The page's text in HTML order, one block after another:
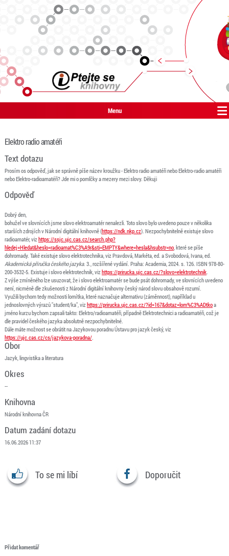
Menu
Elektro radio amatéři
Text dotazu
Prosím os odpověď, jak se správně píše název kroužku - Elektro radio amatéři nebo Elektro-radio amatéři
nebo Elektro-radioamatéři? Jde mi o pomlčky a mezery mezi slovy. Děkuji
Odpověď
Dobrý den,
bohužel ve slovnících jsme slovo elektroamatér nenalezli. Toto slovo bylo uvedeno pouze v několika
starších zdrojích v Národní digitální knihovně (https://ndk.nkp.cz). Nezpochybnitelně existuje slovo
radioamatér, vizhttps://ssjc.ujc.cas.cz/search.php?
hledej=Hledat&heslo=radioamat%C3%A9r&sti=EMPTY&where=hesla&hsubstr=no, které se píše
dohromady. Také existuje slovo elektrotechnika, viz Pravdová, Markéta, ed. a Svobodová, Ivana, ed.
Akademická příručka českého jazyka. 3., rozšířené vydání. Praha: Academia, 2024. s. 126. ISBN 978-80-
200-3532-5. Existuje i slovo elektrotechnik, vizhttps://prirucka.ujc.cas.cz/?slovo=elektrotechnik.
Z výše zmíněného lze usuzovat, že i slovo elektroamatér se bude psát dohromady, ve slovnících uvedeno
není, nicméně dle zkušenosti z Národní digitální knihovny český národ slovu obsahově rozumí.
Využili bychom tedy možnosti lomítka, které naznačuje alternativu (záměnnost), například u
jednoslovných výrazů "student/ka", vizhttps://prirucka.ujc.cas.cz/?id=167&dotaz=lom%C3%ADtkoa
jméno kurzu bychom zapsali takto: Elektro/radioamatéři, případně Elektrotechnici a radioamatéři, což je
dle pravidel českého jazyka absolutně nezpochybnitelné.
Dále máte možnost se obrátit na Jazykovou poradnu Ústavu pro jazyk český, viz
https://ujc.cas.cz/cs/jazykova-poradna/.
Obor
Jazyk, lingvistika a literatura
Okres
--
Knihovna
Národní knihovna ČR
Datum zadání dotazu
16.06.2026 11:37
To se mi líbí Doporučit
Přidat komentář